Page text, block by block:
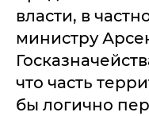
власти, в
министру
что часть
бы логично